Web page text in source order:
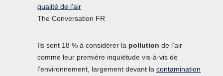
qualité de l’air
The Conversation FR
Ils sont 18 % à considérer la pollution de l’air
comme leur première inquiétude vis-à-vis de
l’environnement, largement devant la contamination